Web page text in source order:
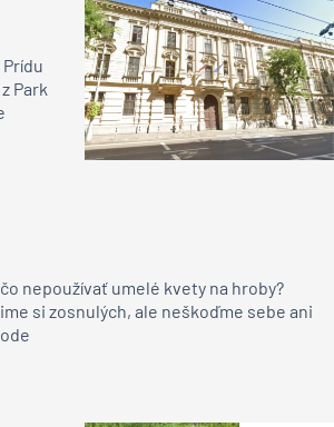
Park
nepoužívať umelé kvety na hroby?
si zosnulých, ale neškoďme sebe ani